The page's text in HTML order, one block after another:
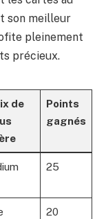
son meilleur
pleinement
précieux.
de
Points
gagnés
25
20